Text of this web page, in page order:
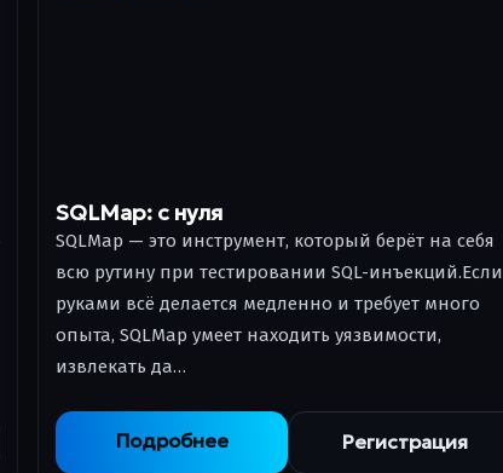
SQLMap: с нуля
SQLMap — это инструмент, который берёт на себя
всю рутину при тестировании SQL-инъекций.Если
руками всё делается медленно и требует много
опыта, SQLMap умеет находить уязвимости,
извлекать да…
Подробнее Регистрация